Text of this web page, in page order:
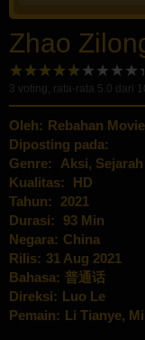
Zhao
3 voting, rata-rata 5.0 dari
Oleh: Rebahan Movie
Diposting pada:
Genre:
Aksi, Sejarah
Kualitas:
HD
Tahun:
2021
Durasi:
93 Min
Negara: China
Rilis: 31 Aug 2021
Bahasa: 普通话
Direksi: Luo Le
Pemain: Li Tianye,